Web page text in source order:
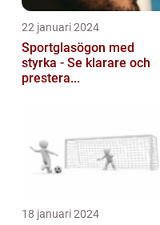
22 januari 2024
Sportglasögon med
styrka - Se klarare och
prestera...
18 januari 2024